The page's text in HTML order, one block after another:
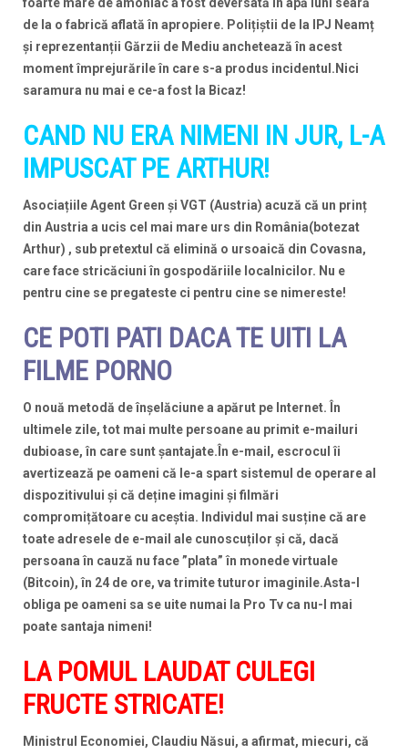
de la o fabrică aflată în apropiere. Polițiștii de la IPJ Neamț
și reprezentanții Gărzii de Mediu anchetează în acest
moment împrejurările în care s-a produs incidentul.Nici
saramura nu mai e ce-a fost la Bicaz!
CAND NU ERA NIMENI IN JUR, L-A
IMPUSCAT PE ARTHUR!
Asociațiile Agent Green și VGT (Austria) acuză că un prinț
din Austria a ucis cel mai mare urs din România(botezat
Arthur) , sub pretextul că elimină o ursoaică din Covasna,
care face stricăciuni în gospodăriile localnicilor. Nu e
pentru cine se pregateste ci pentru cine se nimereste!
CE POTI PATI DACA TE UITI LA
FILME PORNO
O nouă metodă de înșelăciune a apărut pe Internet. În
ultimele zile, tot mai multe persoane au primit e-mailuri
dubioase, în care sunt șantajate. În e-mail, escrocul îi
avertizează pe oameni că le-a spart sistemul de operare al
dispozitivului și că deține imagini și filmări
compromițătoare cu aceștia. Individul mai susține că are
toate adresele de e-mail ale cunoscuților și că, dacă
persoana în cauză nu face ”plata” în monede virtuale
(Bitcoin), în 24 de ore, va trimite tuturor imaginile.Asta-I
obliga pe oameni sa se uite numai la Pro Tv ca nu-I mai
poate santaja nimeni!
LA POMUL LAUDAT CULEGI
FRUCTE STRICATE!
Ministrul Economiei, Claudiu Năsui, a afirmat, miecuri, că